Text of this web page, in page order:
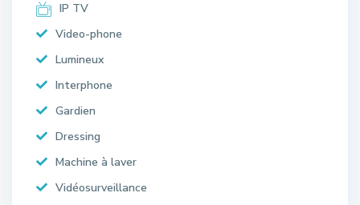
IP TV
Video-phone
Lumineux
Interphone
Gardien
Dressing
Machine à laver
Vidéosurveillance